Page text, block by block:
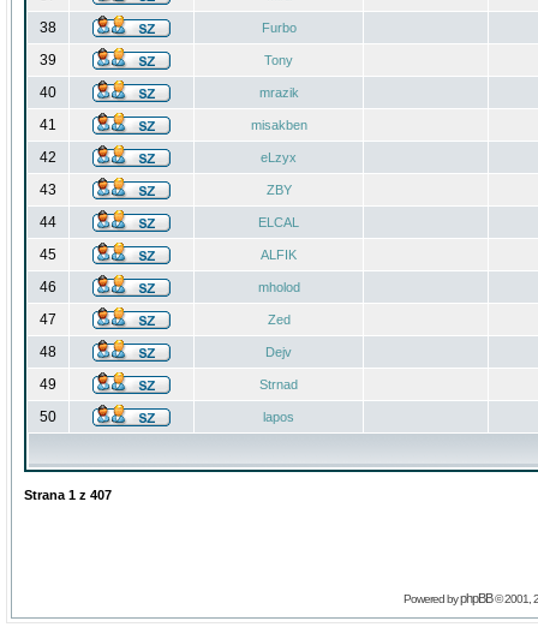
38 Furbo
39 Tony
40 mrazik
41 misakben
42 eLzyx
43 ZBY
44 ELCAL
45 ALFIK
46 mholod
47 Zed
48 Dejv
49 Strnad
50 lapos
Strana 1 z 407
Powered byphpBB© 2001,